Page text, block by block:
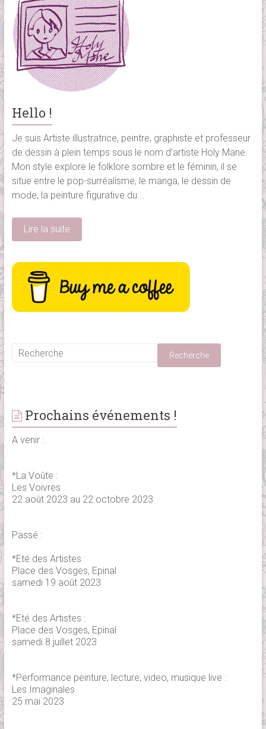
Hello !
Je suis Artiste illustratrice, peintre, graphiste et professeur
de dessin à plein temps sous le nom d’artiste Holy Mane.
Mon style explore le folklore sombre et le féminin, il se
situe entre le pop-surréalisme, le manga, le dessin de
mode, la peinture figurative du...
Lire la suite
Prochains événements !
A venir :
*La Voûte :
Les Voivres
22 août 2023 au 22 octobre 2023
Passé :
*Eté des Artistes :
Place des Vosges, Epinal
samedi 19 août 2023
*Eté des Artistes :
Place des Vosges, Epinal
samedi 8 juillet 2023
*Performance peinture, lecture, video, musique live :
Les Imaginales
25 mai 2023